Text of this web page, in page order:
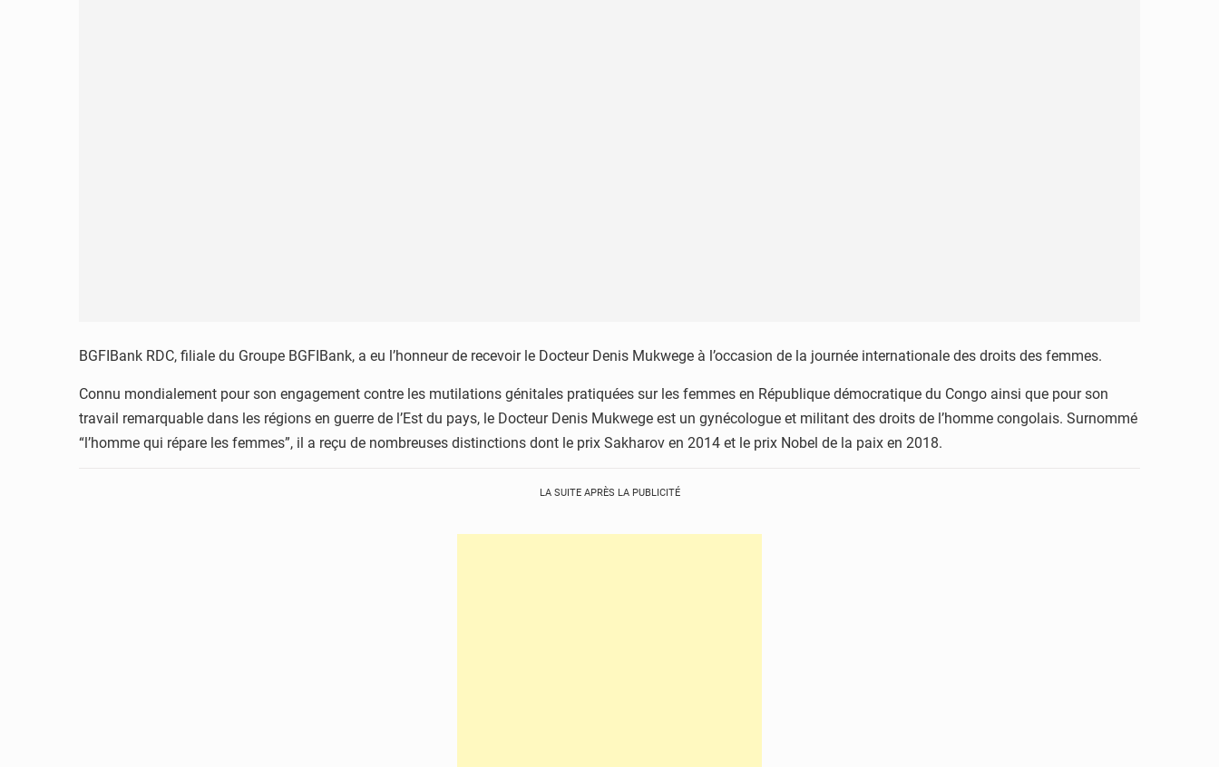
BGFIBank RDC, filiale du Groupe BGFIBank, a eu l’honneur de recevoir le Docteur Denis Mukwege à l’occasion de la journée internationale des droits des femmes.
Connu mondialement pour son engagement contre les mutilations génitales pratiquées sur les femmes en République démocratique du Congo ainsi que pour son
travail remarquable dans les régions en guerre de l’Est du pays, le Docteur Denis Mukwege est un gynécologue et militant des droits de l’homme congolais. Surnommé
“l’homme qui répare les femmes”, il a reçu de nombreuses distinctions dont le prix Sakharov en 2014 et le prix Nobel de la paix en 2018.
LA SUITE APRÈS LA PUBLICITÉ